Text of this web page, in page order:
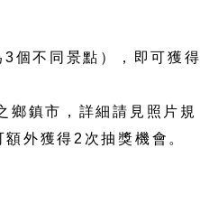
3個不同景點），即可獲得
鄉鎮市，詳細請見照片規
額外獲得 2 次抽獎機會。